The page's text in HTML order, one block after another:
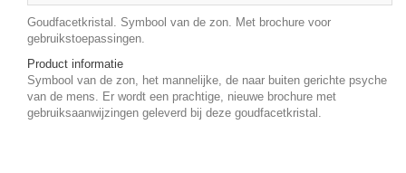
Goudfacetkristal. Symbool van de zon. Met brochure voor
gebruikstoepassingen.
Product informatie
Symbool van de zon, het mannelijke, de naar buiten gerichte psyche
van de mens. Er wordt een prachtige, nieuwe brochure met
gebruiksaanwijzingen geleverd bij deze goudfacetkristal.